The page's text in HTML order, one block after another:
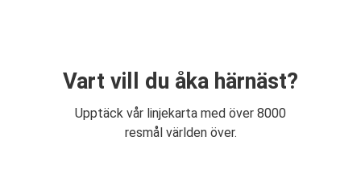
Vart vill du åka härnäst?
Upptäck vår linjekarta med över 8000
resmål världen över.